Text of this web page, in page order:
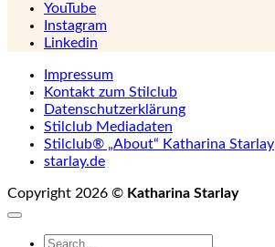
YouTube
Instagram
Linkedin
Impressum
Kontakt zum Stilclub
Datenschutzerklärung
Stilclub Mediadaten
Stilclub® „About“ Katharina Starlay
starlay.de
Copyright 2026 © Katharina Starlay